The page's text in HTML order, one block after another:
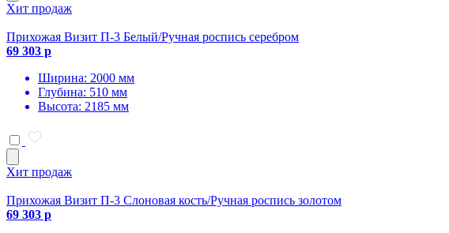
Хит продаж
Прихожая Визит П-3 Белый/Ручная роспись серебром
69 303 р
Ширина: 2000 мм
Глубина: 510 мм
Высота: 2185 мм
Хит продаж
Прихожая Визит П-3 Слоновая кость/Ручная роспись золотом
69 303 р